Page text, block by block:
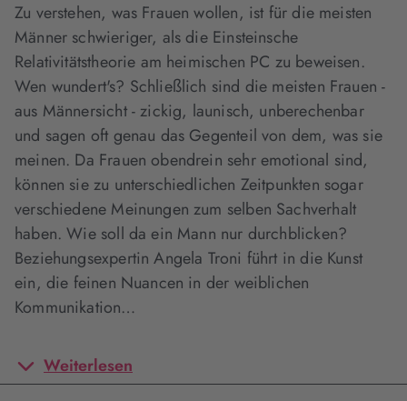
Zu verstehen, was Frauen wollen, ist für die meisten
Männer schwieriger, als die Einsteinsche
Relativitätstheorie am heimischen PC zu beweisen.
Wen wundert's? Schließlich sind die meisten Frauen -
aus Männersicht - zickig, launisch, unberechenbar
und sagen oft genau das Gegenteil von dem, was sie
meinen. Da Frauen obendrein sehr emotional sind,
können sie zu unterschiedlichen Zeitpunkten sogar
verschiedene Meinungen zum selben Sachverhalt
haben. Wie soll da ein Mann nur durchblicken?
Beziehungsexpertin Angela Troni führt in die Kunst
ein, die feinen Nuancen in der weiblichen
Kommunikation…
Weiterlesen